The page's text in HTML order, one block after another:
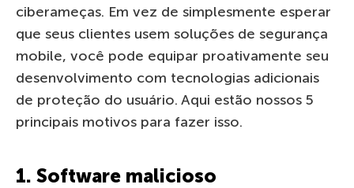
ciberameças. Em vez de simplesmente esperar
que seus clientes usem soluções de segurança
mobile, você pode equipar proativamente seu
desenvolvimento com tecnologias adicionais
de proteção do usuário. Aqui estão nossos 5
principais motivos para fazer isso.
1. Software malicioso